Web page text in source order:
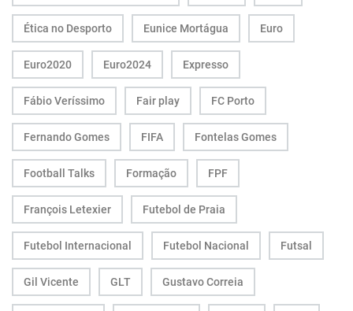
Ética no Desporto Eunice Mortágua Euro
Euro2020 Euro2024 Expresso
Fábio Veríssimo Fair play FC Porto
Fernando Gomes FIFA Fontelas Gomes
Football Talks Formação FPF
François Letexier Futebol de Praia
Futebol Internacional Futebol Nacional Futsal
Gil Vicente GLT Gustavo Correia